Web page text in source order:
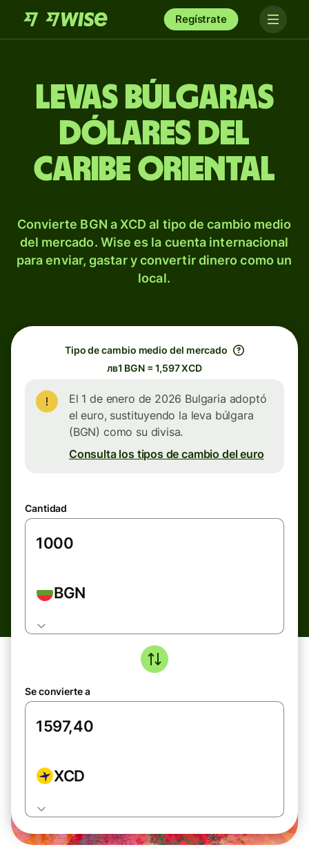
Regístrate
Levas búlgaras
dólares del
Caribe Oriental
Convierte BGN a XCD al tipo de cambio medio
del mercado. Wise es la cuenta internacional
para enviar, gastar y convertir dinero como un
local.
Tipo de cambio medio del mercado
лв1 BGN = 1,597 XCD
El 1 de enero de 2026 Bulgaria adoptó
el euro, sustituyendo la leva búlgara
(BGN) como su divisa.
Consulta los tipos de cambio del euro
Cantidad
BGN
Se convierte a
XCD